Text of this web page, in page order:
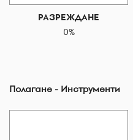
РАЗРЕЖДАНЕ
0%
Полагане - Инструменти